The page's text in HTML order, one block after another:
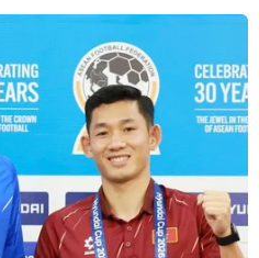
thể hạ
ở 8 tỉnh
Hóa